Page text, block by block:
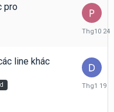
2013
pro
Tháng
2025
line khác
Tháng